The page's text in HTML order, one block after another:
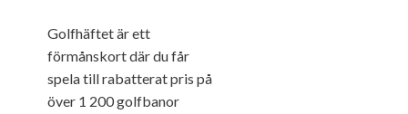
Golfhäftet är ett
förmånskort där du får
spela till rabatterat pris på
över 1 200 golfbanor